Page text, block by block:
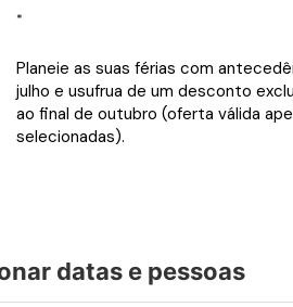
Planeie as suas férias com
julho e usufrua de um desconto
ao final de outubro (oferta válida
selecionadas).
datas e pessoas